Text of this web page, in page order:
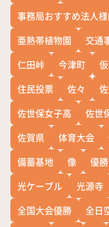
事務局おすすめ法人
亜熱帯植物園
交通
仁田峠
今津町
住民投票
佐々
佐世保女子高
佐世
佐賀県
体育大会
備蓄基地
像 優勝
光ケーブル
光源寺
全国大会優勝
全日